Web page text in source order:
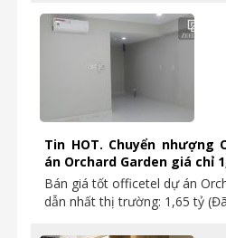
Tin HOT. Chuyển nhượng
án Orchard Garden giá chỉ
Bán giá tốt officetel dự án
dẫn nhất thị trường: 1,65 tỷ